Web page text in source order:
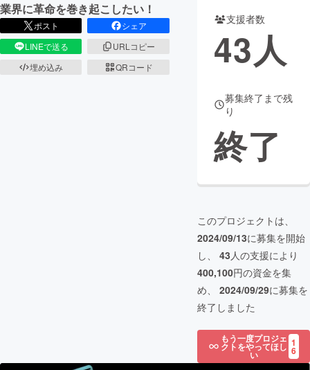
業界に革命を巻き起こしたい！
ポスト
シェア
LINEで送る
URLコピー
埋め込み
QRコード
支援者数
43人
募集終了まで残
り
終了
このプロジェクトは、
2024/09/13に募集を開始
し、 43人の支援により
400,100円の資金を集
め、 2024/09/29に募集を
終了しました
もう一度プロジェ
クトをやってほし
い
1
6